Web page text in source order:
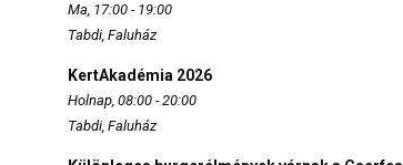
Ma, 17:00 - 19:00
Tabdi, Faluház
KertAkadémia 2026
Holnap, 08:00 - 20:00
Tabdi, Faluház